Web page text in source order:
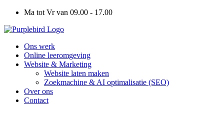
de
Ma tot Vr van 09.00 - 17.00
Ons werk
Online leeromgeving
Website & Marketing
Website laten maken
Zoekmachine & AI optimalisatie (SEO)
Over ons
Contact